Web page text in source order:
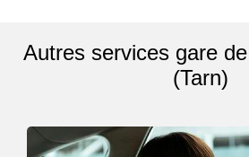
Autres services gare
(Tarn)